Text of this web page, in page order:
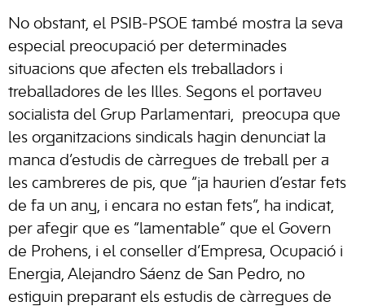
No obstant, el PSIB-PSOE també mostra la seva
especial preocupació per determinades
situacions que afecten els treballadors i
treballadores de les Illes. Segons el portaveu
socialista del Grup Parlamentari, preocupa que
les organitzacions sindicals hagin denunciat la
manca d’estudis de càrregues de treball per a
les cambreres de pis, que “ja haurien d’estar fets
de fa un any, i encara no estan fets”, ha indicat,
per afegir que es “lamentable” que el Govern
de Prohens, i el conseller d’Empresa, Ocupació i
Energia, Alejandro Sáenz de San Pedro, no
estiguin preparant els estudis de càrregues de